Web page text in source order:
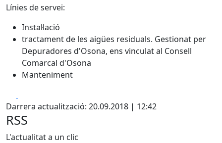
Línies de servei:
Instal·lació
tractament de les aigües residuals. Gestionat per
Depuradores d'Osona, ens vinculat al Consell
Comarcal d'Osona
Manteniment
Darrera actualització: 20.09.2018 | 12:42
RSS
L'actualitat a un clic